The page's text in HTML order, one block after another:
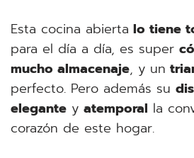
Esta cocina abierta lo tiene
para el día a día, es super
mucho almacenaje, y un
perfecto. Pero además su
elegante y atemporal la
corazón de este hogar.